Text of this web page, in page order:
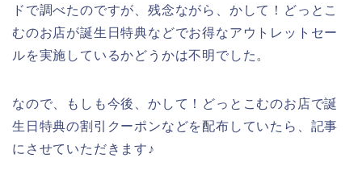
ドで調べたのですが、残念ながら、かして！どっとこ
むのお店が誕生日特典などでお得なアウトレットセー
ルを実施しているかどうかは不明でした。
なので、もしも今後、かして！どっとこむのお店で誕
生日特典の割引クーポンなどを配布していたら、記事
にさせていただきます♪